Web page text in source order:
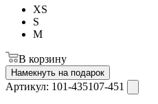
XS
S
M
В корзину
Намекнуть на подарок
Артикул: 101-435107-451